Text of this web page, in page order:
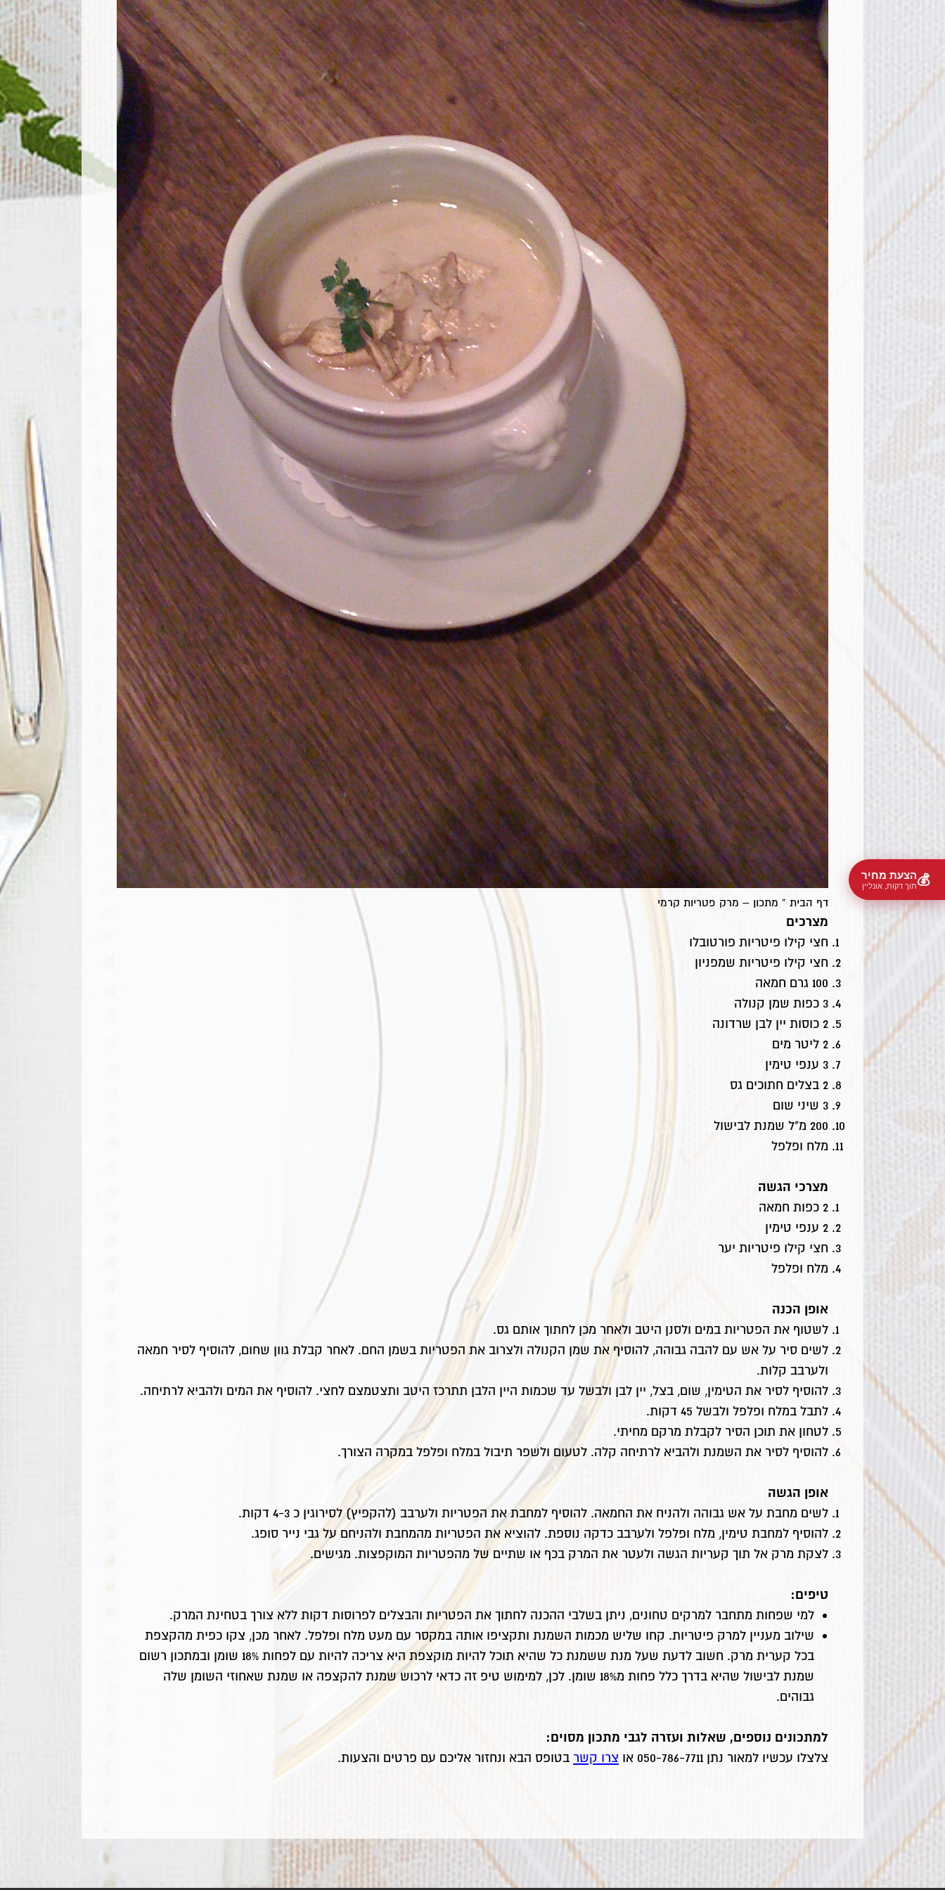
💰הצעת מחיר
תוך דקות, אונליין
דף הבית » מתכון – מרק פטריות קרמי
מצרכים
חצי קילו פיטריות פורטובלו
חצי קילו פיטריות שמפניון
100 גרם חמאה
3 כפות שמן קנולה
2 כוסות יין לבן שרדונה
2 ליטר מים
3 ענפי טימין
2 בצלים חתוכים גס
3 שיני שום
200 מ"ל שמנת לבישול
מלח ופלפל
מצרכי הגשה
2 כפות חמאה
2 ענפי טימין
חצי קילו פיטריות יער
מלח ופלפל
אופן הכנה
לשטוף את הפטריות במים ולסנן היטב ולאחר מכן לחתוך אותם גס.
לשים סיר על אש עם להבה גבוהה, להוסיף את שמן הקנולה ולצרוב את הפטריות בשמן החם. לאחר קבלת גוון שחום, להוסיף לסיר חמאה
ולערבב קלות.
להוסיף לסיר את הטימין, שום, בצל, יין לבן ולבשל עד שכמות היין הלבן תתרכז היטב ותצטמצם לחצי. להוסיף את המים ולהביא לרתיחה.
לתבל במלח ופלפל ולבשל 45 דקות.
לטחון את תוכן הסיר לקבלת מרקם מחיתי.
להוסיף לסיר את השמנת ולהביא לרתיחה קלה. לטעום ולשפר תיבול במלח ופלפל במקרה הצורך.
אופן הגשה
לשים מחבת על אש גבוהה ולהניח את החמאה. להוסיף למחבת את הפטריות ולערבב (להקפיץ) לסירוגין כ 4-3 דקות.
להוסיף למחבת טימין, מלח ופלפל ולערבב כדקה נוספת. להוציא את הפטריות מהמחבת ולהניחם על גבי נייר סופג.
לצקת מרק אל תוך קעריות הגשה ולעטר את המרק בכף או שתיים של מהפטריות המוקפצות. מגישים.
טיפים:
למי שפחות מתחבר למרקים טחונים, ניתן בשלבי ההכנה לחתוך את הפטריות והבצלים לפרוסות דקות ללא צורך בטחינת המרק.
שילוב מעניין למרק פיטריות. קחו שליש מכמות השמנת ותקציפו אותה במקסר עם מעט מלח ופלפל. לאחר מכן, צקו כפית מהקצפת
בכל קערית מרק. חשוב לדעת שעל מנת ששמנת כל שהיא תוכל להיות מוקצפת היא צריכה להיות עם לפחות 18% שומן ובמתכון רשום
שמנת לבישול שהיא בדרך כלל פחות מ18% שומן. לכן, למימוש טיפ זה כדאי לרכוש שמנת להקצפה או שמנת שאחוזי השומן שלה
גבוהים.
למתכונים נוספים, שאלות ועזרה לגבי מתכון מסוים:
צלצלו עכשיו למאור נתן 050-786-7711 או צרו קשר בטופס הבא ונחזור אליכם עם פרטים והצעות.